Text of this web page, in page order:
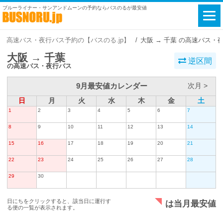
ブルーライナー・サンアンドムーンの予約ならバスのるが最安値
高速バス・夜行バス予約の【バスのる.jp】 大阪 → 千葉 の高速バス・
大阪 → 千葉
の高速バス・夜行バス
逆区間
9月最安値カレンダー
次月 >
日
月 火 水 木 金 土
1 2 3 4 5 6 7
8 9 10 11 12 13 14
15 16 17 18 19 20 21
22 23 24 25 26 27 28
29 30
日にちをクリックすると、該当日に運行す
る便の一覧が表示されます。
は当月最安値